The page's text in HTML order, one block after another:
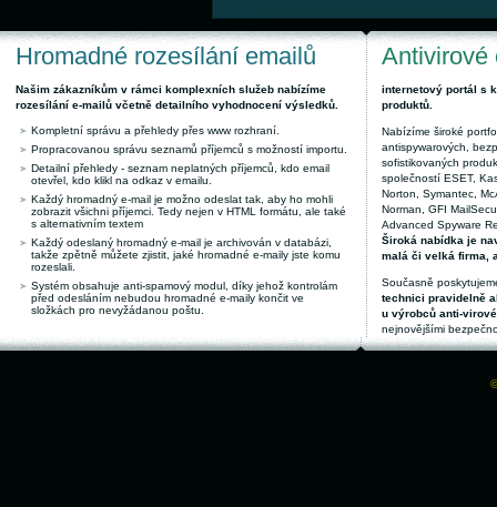
Hromadné rozesílání emailů
Našim zákazníkům v rámci komplexních služeb nabízíme
rozesílání e-mailů včetně detailního vyhodnocení výsledků.
Kompletní správu a přehledy přes www rozhraní.
Propracovanou správu seznamů příjemců s možností importu.
Detailní přehledy - seznam neplatných příjemců, kdo email
otevřel, kdo klikl na odkaz v emailu.
Každý hromadný e-mail je možno odeslat tak, aby ho mohli
zobrazit všichni příjemci. Tedy nejen v HTML formátu, ale také
s alternativním textem
Každý odeslaný hromadný e-mail je archivován v databázi,
takže zpětně můžete zjistit, jaké hromadné e-maily jste komu
rozeslali.
Systém obsahuje anti-spamový modul, díky jehož kontrolám
před odesláním nebudou hromadné e-maily končit ve
složkách pro nevyžádanou poštu.
Antivirové
internetový portál s
produktů.
Nabízíme široké
antispywarových,
sofistikovaných
společností ESET,
Norton, Symantec,
Norman, GFI
Advanced Spyware
Široká nabídka je
malá či velká firma,
Současně
technici pravidelně
u výrobců anti-
nejnovějšími